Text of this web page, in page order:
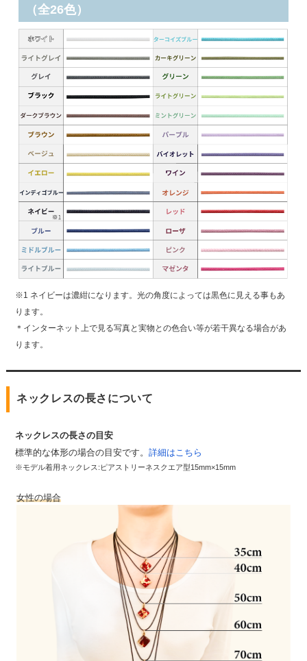
（全26色）
※1 ネイビーは濃紺になります。光の角度によっては黒色に見える事もあ
ります。
＊インターネット上で見る写真と実物との色合い等が若干異なる場合があ
ります。
ネックレスの長さについて
ネックレスの長さの目安
標準的な体形の場合の目安です。 詳細はこちら
※モデル着用ネックレス:ピアストリーネスクエア型15mm×15mm
女性の場合